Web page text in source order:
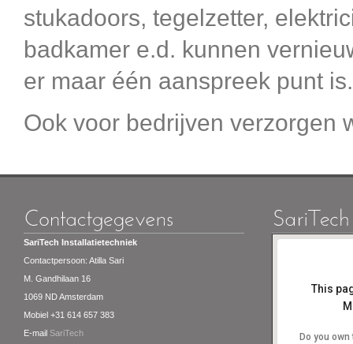
stukadoors, tegelzetter,
badkamer e.d. kunnen
er maar één aanspreek punt is.
Ook voor bedrijven verzorgen
SariTech Installatietechniek
Contactpersoon: Atilla Sari
M. Gandhilaan 16
1069 ND Amsterdam
Mobiel +31 614 657 383
E-mail SariTech
This
Do you